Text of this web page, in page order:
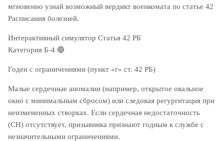
мгновенно узнай возможный вердикт военкомата по статье 42
Расписания болезней.
Интерактивный симулятор Статья 42 РБ
Категория Б-4 🔵
Годен с ограничениями (пункт «г» ст. 42 РБ)
Малые сердечные аномалии (например, открытое овальное
окно с минимальным сбросом) или следовая регургитация при
неизмененных створках. Если сердечная недостаточность
(СН) отсутствует, призывника признают годным к службе с
незначительными ограничениями.